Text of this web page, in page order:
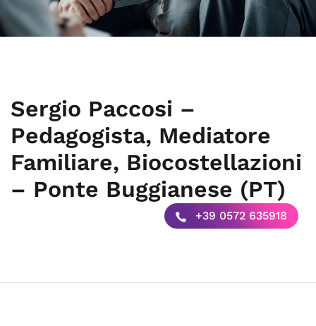
Sergio Paccosi –
Pedagogista, Mediatore
Familiare, Biocostellazioni
– Ponte Buggianese (PT)
+39 0572 635918